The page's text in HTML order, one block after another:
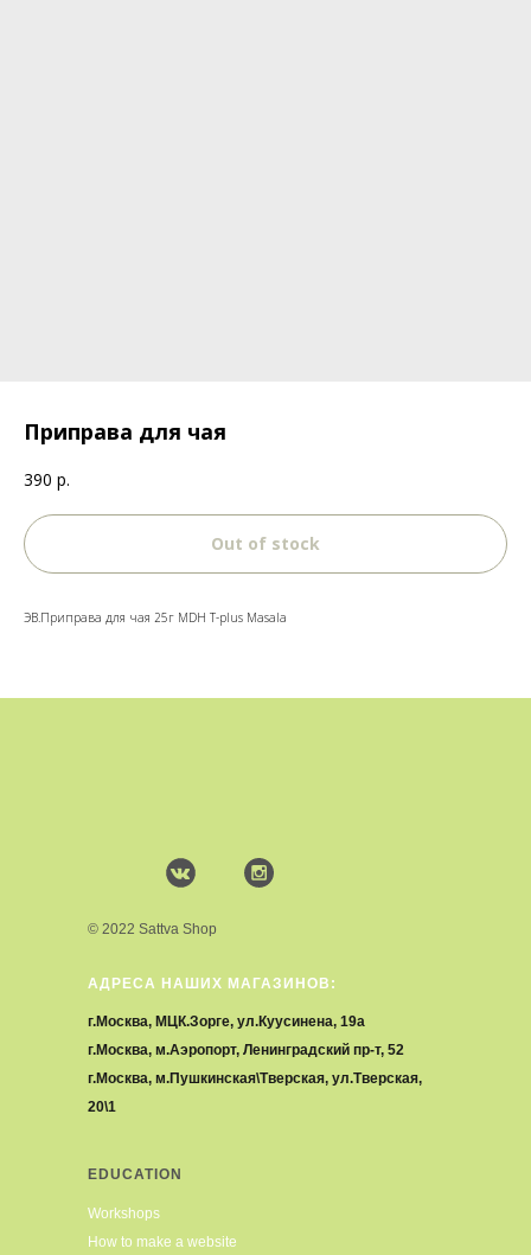
Приправа для чая
390 р.
Out of stock
ЭВ.Приправа для чая 25г MDH T-plus Masala
АДРЕСА НАШИХ МАГАЗИНОВ:
г.Москва, МЦК.Зорге, ул.Куусинена, 19а
г.Москва, м.Аэропорт, Ленинградский пр-т, 52
г.Москва, м.Пушкинская\Тверская, ул.Тверская,
20\1
EDUCATION
Workshops
How to make a website
© 2022 Sattva Shop